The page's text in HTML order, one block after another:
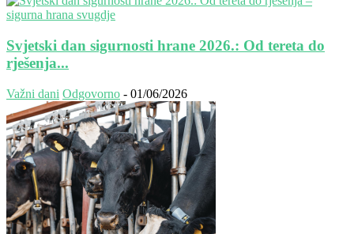
Svjetski dan sigurnosti hrane 2026.: Od tereta do
rješenja...
Važni dani Odgovorno - 01/06/2026